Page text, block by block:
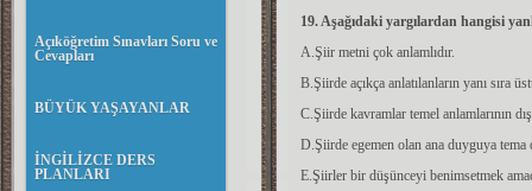
Açıköğretim Sınavları Soru ve
Cevapları
BÜYÜK YAŞAYANLAR
İNGİLİZCE DERS
PLANLARI
19. Aşağıdaki yargılardan hangisi
A.Şiir metni çok anlamlıdır.
B.Şiirde açıkça anlatılanların yanı sıra
C.Şiirde kavramlar temel anlamlarının
D.Şiirde egemen olan ana duyguya tema
E.Şiirler bir düşünceyi benimsetmek